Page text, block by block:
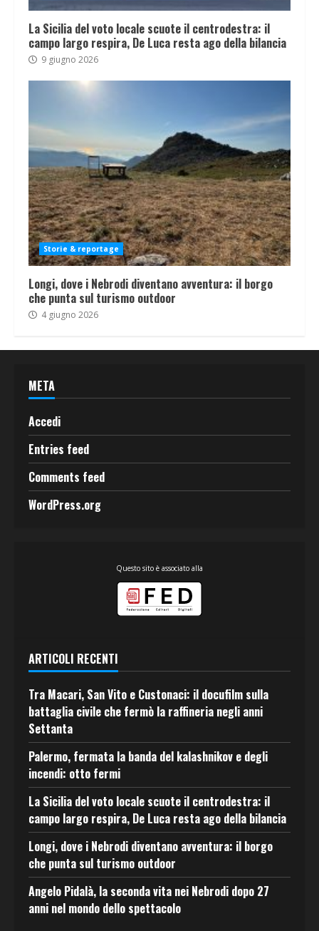
La Sicilia del voto locale scuote il centrodestra: il
campo largo respira, De Luca resta ago della bilancia
9 giugno 2026
Storie & reportage
Longi, dove i Nebrodi diventano avventura: il borgo
che punta sul turismo outdoor
4 giugno 2026
META
Accedi
Entries feed
Comments feed
WordPress.org
Questo sito è associato alla
ARTICOLI RECENTI
Tra Macari, San Vito e Custonaci: il docufilm sulla
battaglia civile che fermò la raffineria negli anni
Settanta
Palermo, fermata la banda del kalashnikov e degli
incendi: otto fermi
La Sicilia del voto locale scuote il centrodestra: il
campo largo respira, De Luca resta ago della bilancia
Longi, dove i Nebrodi diventano avventura: il borgo
che punta sul turismo outdoor
Angelo Pidalà, la seconda vita nei Nebrodi dopo 27
anni nel mondo dello spettacolo